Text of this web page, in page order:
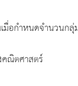
รู้ ควา
มื่อกำหนดจำนวนก
ษะก
ณิตศาสตร์